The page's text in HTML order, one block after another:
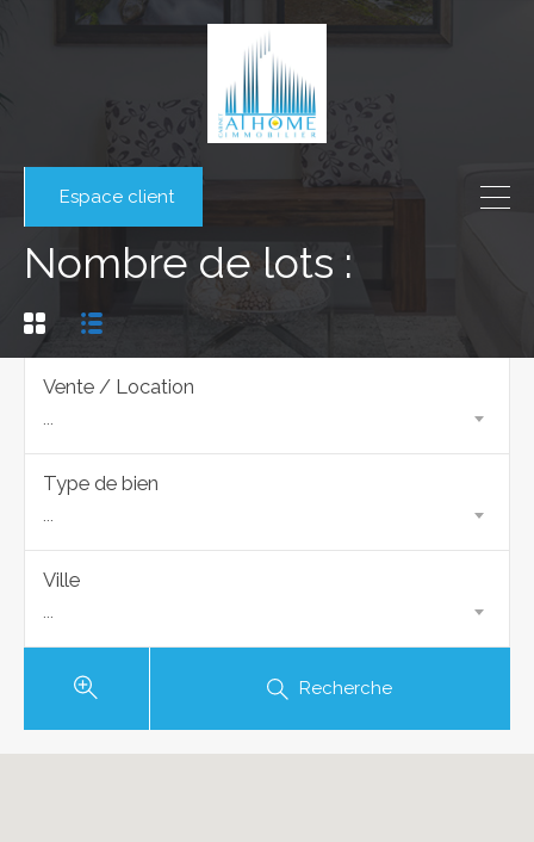
Espace client
Nombre de lots :
Vente / Location
...
Type de bien
...
Ville
...
Recherche